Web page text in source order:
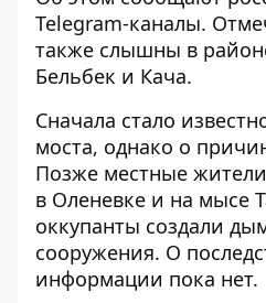
Telegram-каналы.
также слышны в
Бельбек и Кача.
Сначала стало
моста, однако о
Позже местные
в Оленевке и на мысе
оккупанты создали
сооружения. О
информации пока нет.